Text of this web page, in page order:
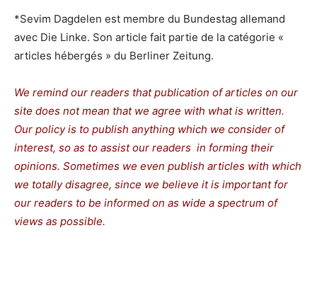
*Sevim Dagdelen est membre du Bundestag allemand
avec Die Linke. Son article fait partie de la catégorie «
articles hébergés » du Berliner Zeitung.
We remind our readers that publication of articles on our
site does not mean that we agree with what is written.
Our policy is to publish anything which we consider of
interest, so as to assist our readers in forming their
opinions. Sometimes we even publish articles with which
we totally disagree, since we believe it is important for
our readers to be informed on as wide a spectrum of
views as possible.